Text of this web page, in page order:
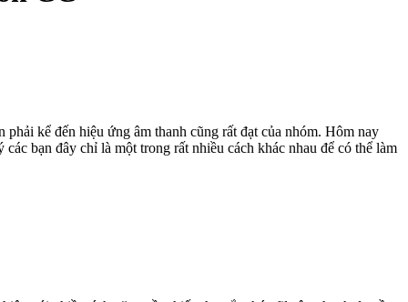
kể đến hiệu ứng âm thanh cũng rất đạt của nhóm. Hôm nay
bạn đây chỉ là một trong rất nhiều cách khác nhau để có thể làm